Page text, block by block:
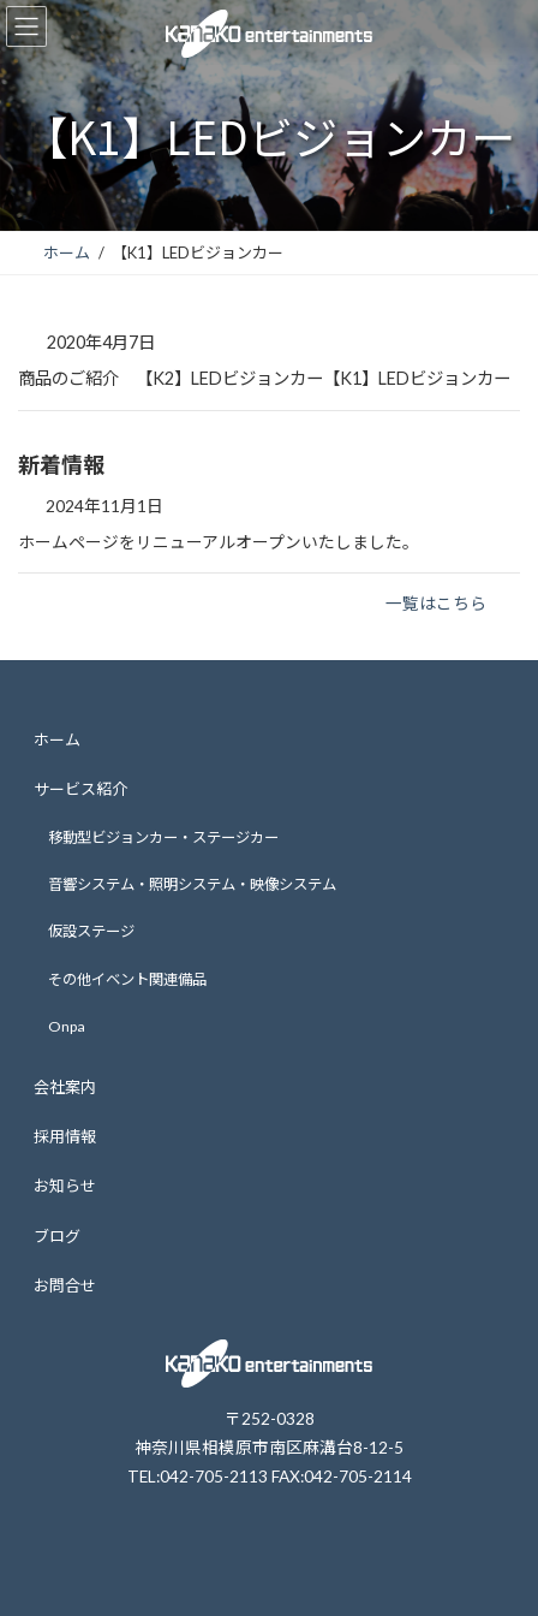
コ
ン
テ
ン
へ
ス
キ
ナ
ビ
ゲ
ー
ョ
ン
に
【K1】LEDビジョンカー
ホーム 【K1】LEDビジョンカー
2020年4月7日
商品のご紹介 【K2】LEDビジョンカー【K1】LEDビジョンカー
新着情報
2024年11月1日
ホームページをリニューアルオープンいたしました。
一覧はこちら
ホーム
サービス紹介
移動型ビジョンカー・ステージカー
音響システム・照明システム・映像システム
仮設ステージ
その他イベント関連備品
Onpa
会社案内
採用情報
お知らせ
ブログ
お問合せ
〒252-0328
神奈川県相模原市南区麻溝台8-12-5
TEL:042-705-2113 FAX:042-705-2114